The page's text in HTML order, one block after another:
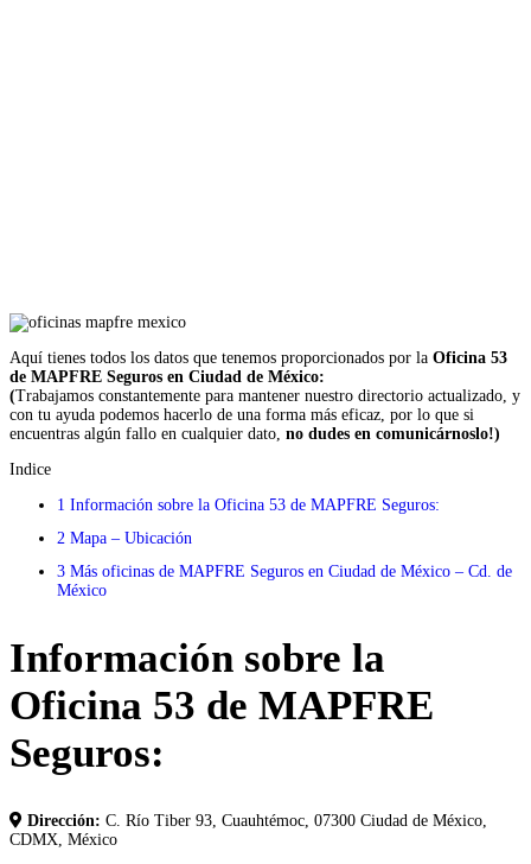
Aquí tienes todos los datos que tenemos proporcionados por la Oficina 53
de MAPFRE Seguros en Ciudad de México:
(Trabajamos constantemente para mantener nuestro directorio actualizado, y
con tu ayuda podemos hacerlo de una forma más eficaz, por lo que si
encuentras algún fallo en cualquier dato, no dudes en comunicárnoslo!)
Indice
1 Información sobre la Oficina 53 de MAPFRE Seguros:
2 Mapa – Ubicación
3 Más oficinas de MAPFRE Seguros en Ciudad de México – Cd. de
México
Información sobre la
Oficina 53 de MAPFRE
Seguros:
Dirección: C. Río Tiber 93, Cuauhtémoc, 07300 Ciudad de México,
CDMX, México